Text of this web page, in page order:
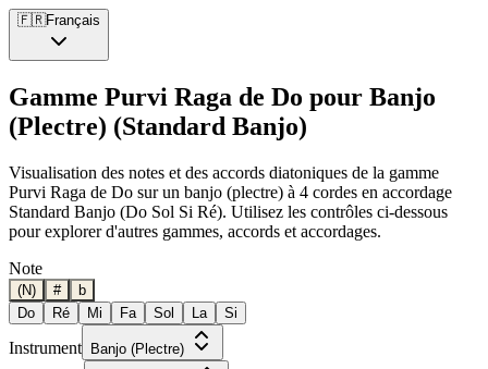
🇫🇷Français
Gamme Purvi Raga de Do pour Banjo
(Plectre) (Standard Banjo)
Visualisation des notes et des accords diatoniques de la gamme
Purvi Raga de Do sur un banjo (plectre) à 4 cordes en accordage
Standard Banjo (Do Sol Si Ré). Utilisez les contrôles ci-dessous
pour explorer d'autres gammes, accords et accordages.
Note
(N) #
b
Do
Ré Mi Fa Sol La Si
Instrument Banjo (Plectre)